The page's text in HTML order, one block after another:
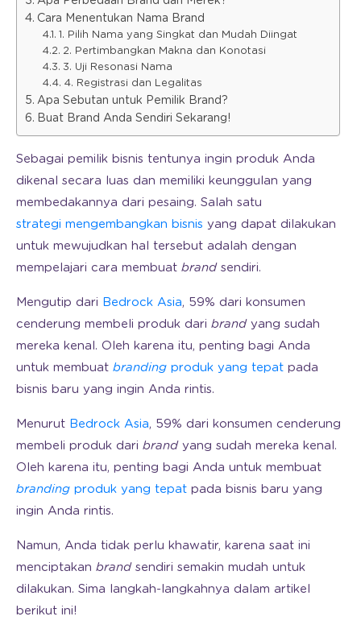
Cara Menentukan Nama Brand
1. Pilih Nama yang Singkat dan Mudah Diingat
2. Pertimbangkan Makna dan Konotasi
3. Uji Resonasi Nama
4. Registrasi dan Legalitas
Apa Sebutan untuk Pemilik Brand?
Buat Brand Anda Sendiri Sekarang!
Sebagai pemilik bisnis tentunya ingin produk Anda
dikenal secara luas dan memiliki keunggulan yang
membedakannya dari pesaing. Salah satu
strategi mengembangkan bisnis yang dapat dilakukan
untuk mewujudkan hal tersebut adalah dengan
mempelajari cara membuat brand sendiri.
Mengutip dari Bedrock Asia, 59% dari konsumen
cenderung membeli produk dari brand yang sudah
mereka kenal. Oleh karena itu, penting bagi Anda
untuk membuat branding produk yang tepat pada
bisnis baru yang ingin Anda rintis.
Menurut Bedrock Asia, 59% dari konsumen cenderung
membeli produk dari brand yang sudah mereka kenal.
Oleh karena itu, penting bagi Anda untuk membuat
branding produk yang tepat pada bisnis baru yang
ingin Anda rintis.
Namun, Anda tidak perlu khawatir, karena saat ini
menciptakan brand sendiri semakin mudah untuk
dilakukan. Sima langkah-langkahnya dalam artikel
berikut ini!